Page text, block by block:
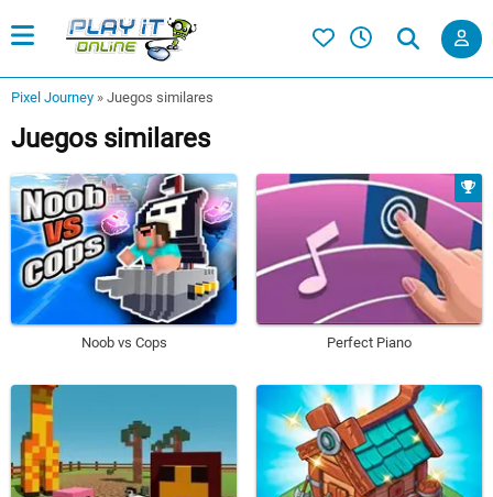
Pixel Journey » Juegos similares
Juegos similares
Noob vs Cops Perfect Piano